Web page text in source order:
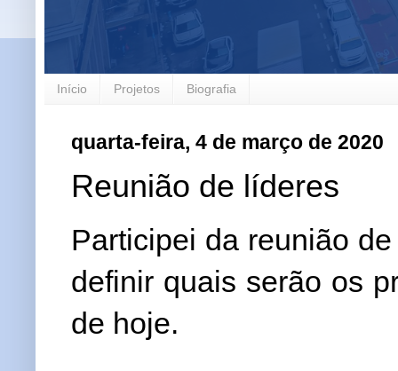
Início Projetos Biografia
quarta-feira, 4 de março de 2020
Reunião de líderes
Participei da reunião
definir quais serão os
de hoje.